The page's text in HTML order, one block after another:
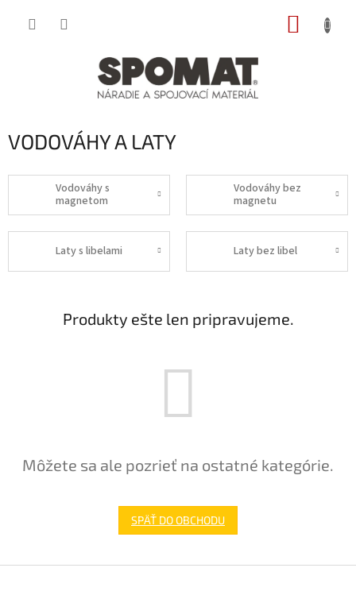
VODOVÁHY A LATY
Vodováhy s
magnetom
Vodováhy bez
magnetu
Laty s libelami Laty bez libel
Produkty ešte len pripravujeme.
Môžete sa ale pozrieť na ostatné kategórie.
SPÄŤ DO OBCHODU